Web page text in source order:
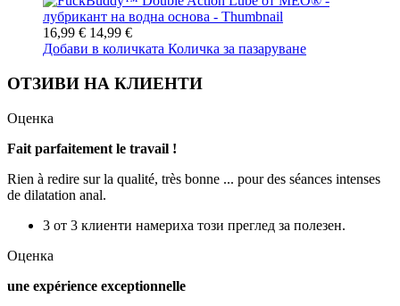
16,99 € 14,99 €
Добави в количката Количка за пазаруване
ОТЗИВИ НА КЛИЕНТИ
Оценка
Fait parfaitement le travail !
Rien à redire sur la qualité, très bonne ... pour des séances intenses
de dilatation anal.
3 от 3 клиенти намериха този преглед за полезен.
Оценка
une expérience exceptionnelle